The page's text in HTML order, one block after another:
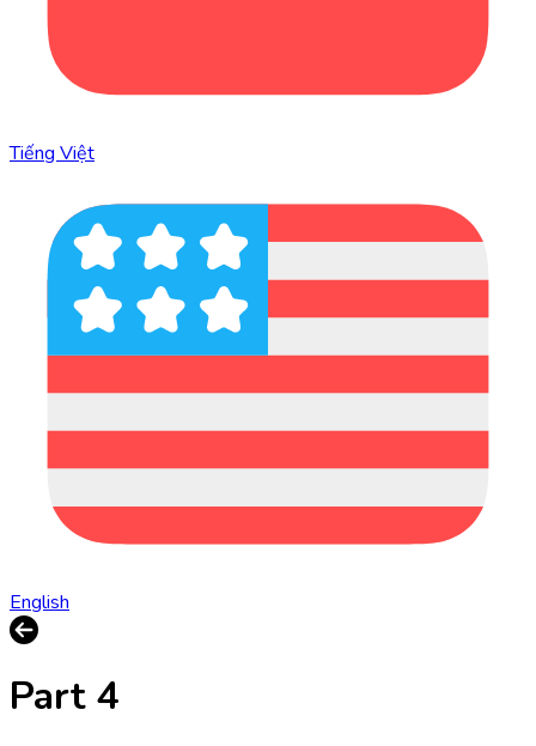
Tiếng Việt
English
Part 4